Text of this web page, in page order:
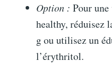
Option : Pour
healthy, réduisez
g ou utilisez un
l’érythritol.